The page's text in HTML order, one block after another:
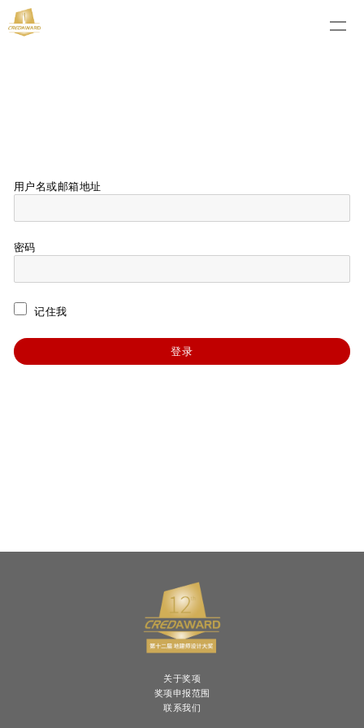
用户名或邮箱地址
密码
记住我
关于奖项
奖项申报范围
联系我们